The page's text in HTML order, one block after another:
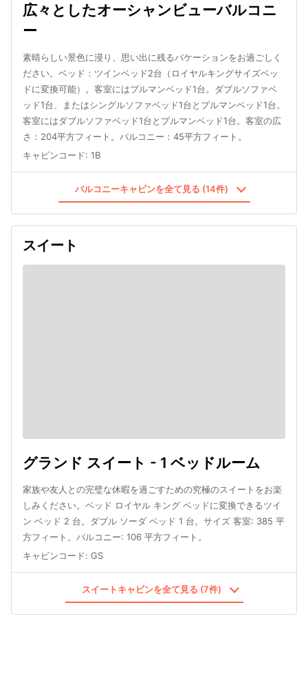
広々としたオーシャンビューバルコニ
ー
素晴らしい景色に浸り、思い出に残るバケーションをお過ごしく
ださい。ベッド：ツインベッド2台（ロイヤルキングサイズベッ
ドに変換可能）。客室にはプルマンベッド1台。ダブルソファベ
ッド1台、またはシングルソファベッド1台とプルマンベッド1台。
客室にはダブルソファベッド1台とプルマンベッド1台。客室の広
さ：204平方フィート。バルコニー：45平方フィート。
キャビンコード: 1B
バルコニーキャビンを全て見る (14件)
スイート
グランド スイート - 1 ベッドルーム
家族や友人との完璧な休暇を過ごすための究極のスイートをお楽
しみください。ベッド ロイヤル キング ベッドに変換できるツイ
ン ベッド 2 台。ダブル ソーダ ベッド 1 台。サイズ 客室: 385 平
方フィート。バルコニー: 106 平方フィート。
キャビンコード: GS
スイートキャビンを全て見る (7件)